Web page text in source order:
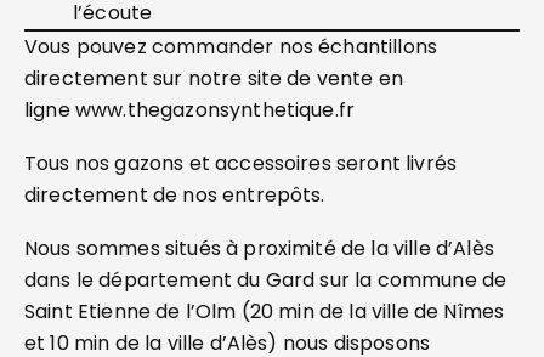
l’écoute
Vous pouvez commander nos échantillons
directement sur notre site de vente en
ligne www.thegazonsynthetique.fr
Tous nos gazons et accessoires seront livrés
directement de nos entrepôts.
Nous sommes situés à proximité de la ville d’Alès
dans le département du Gard sur la commune de
Saint Etienne de l’Olm (20 min de la ville de Nîmes
et 10 min de la ville d’Alès) nous disposons